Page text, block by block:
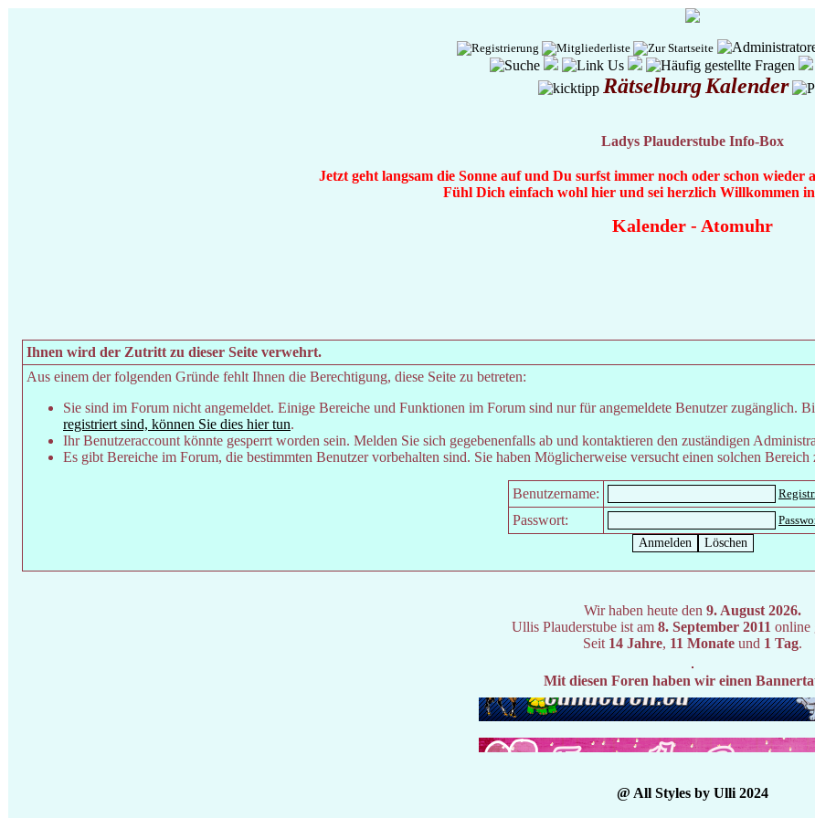
Rätselburg Kalender
Ladys Plauderstube Info-Box
Jetzt geht langsam die Sonne auf und Du surfst immer noch oder schon wieder
Fühl Dich einfach wohl hier und sei herzlich Willkommen
Kalender - Atomuhr
Ihnen wird der Zutritt zu dieser Seite verwehrt.
Aus einem der folgenden Gründe fehlt Ihnen die Berechtigung, diese Seite zu betreten:
Sie sind im Forum nicht angemeldet. Einige Bereiche und Funktionen im Forum sind nur für angemeldete Benutzer zugänglich.
registriert sind, können Sie dies hier tun.
Ihr Benutzeraccount könnte gesperrt worden sein. Melden Sie sich gegebenenfalls ab und kontaktieren den zuständigen
Es gibt Bereiche im Forum, die bestimmten Benutzer vorbehalten sind. Sie haben Möglicherweise versucht einen solchen Bereich
Benutzername:
Passwort:
Wir haben heute den 9. August 2026.
Ullis Plauderstube ist am 8. September 2011 online
Seit 14 Jahre, 11 Monate und 1 Tag.
Mit diesen Foren haben wir einen
@ All Styles by Ulli 2024